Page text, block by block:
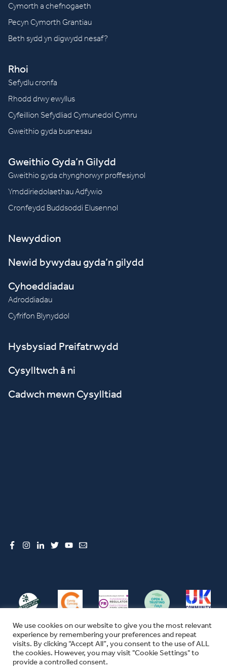
Cymorth a chefnogaeth
Pecyn Cymorth Grantiau
Beth sydd yn digwydd nesaf?
Rhoi
Sefydlu cronfa
Rhodd drwy ewyllus
Cyfeillion Sefydliad Cymunedol Cymru
Gweithio gyda busnesau
Gweithio Gyda’n Gilydd
Gweithio gyda chynghorwyr proffesiynol
Ymddiriedolaethau Adfywio
Cronfeydd Buddsoddi Elusennol
Newyddion
Newid bywydau gyda’n gilydd
Cyhoeddiadau
Adroddiadau
Cyfrifon Blynyddol
Hysbysiad Preifatrwydd
Cysylltwch â ni
Cadwch mewn Cysylltiad
© CFW 2026 ALL RIGHTS RESERVED
We use cookies on our website to give you the most relevant
experience by remembering your preferences and repeat
visits. By clicking “Accept All”, you consent to the use of ALL
the cookies. However, you may visit "Cookie Settings" to
provide a controlled consent.